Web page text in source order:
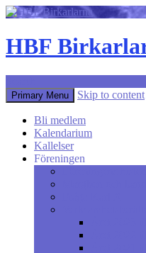
HBF
Primary Menu Skip to content
Bli medlem
Kalendarium
Kallelser
Föreningen